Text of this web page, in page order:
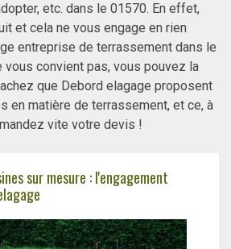
etc. dans le 01570. En effet,
et cela ne vous engage en rien
entreprise de terrassement dans le
vous convient pas, vous pouvez la
que Debord elagage proposent
en matière de terrassement, et ce, à
vite votre devis !
sur mesure : l'engagement